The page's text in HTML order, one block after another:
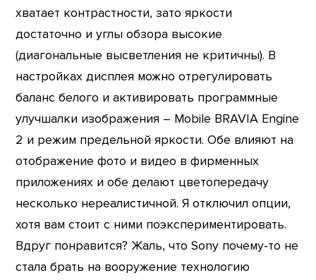
хватает контрастности, зато яркости
достаточно и углы обзора высокие
(диагональные высветления не критичны). В
настройках дисплея можно отрегулировать
баланс белого и активировать программные
улучшалки изображения – Mobile BRAVIA Engine
2 и режим предельной яркости. Обе влияют на
отображение фото и видео в фирменных
приложениях и обе делают цветопередачу
несколько нереалистичной. Я отключил опции,
хотя вам стоит с ними поэкспериментировать.
Вдруг понравится? Жаль, что Sony почему-то не
стала брать на вооружение технологию